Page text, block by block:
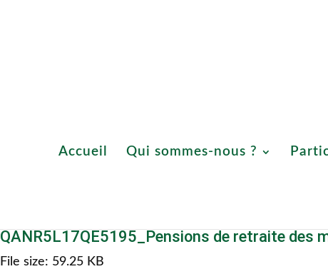
Accueil Qui sommes-nous ?
QANR5L17QE5195_Pensions de retraite des
File size: 59.25 KB